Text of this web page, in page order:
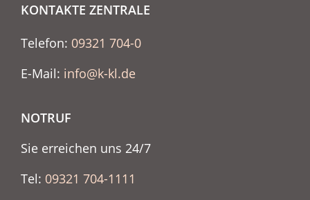
KONTAKTE ZENTRALE
Telefon: 09321 704-0
E-Mail: info@k-kl.de
NOTRUF
Sie erreichen uns 24/7
Tel: 09321 704-1111